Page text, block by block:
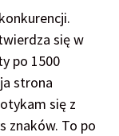
się w
po 1500
strona
się z
znaków. To po